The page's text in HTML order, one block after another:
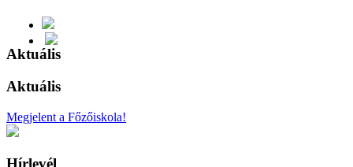
Aktuális
Aktuális
Megjelent a Főzőiskola!
Hírlevél